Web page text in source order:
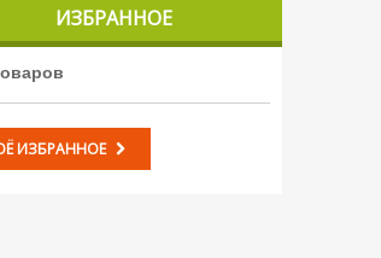
ИЗБРАННОЕ
ИЗБРАННОЕ